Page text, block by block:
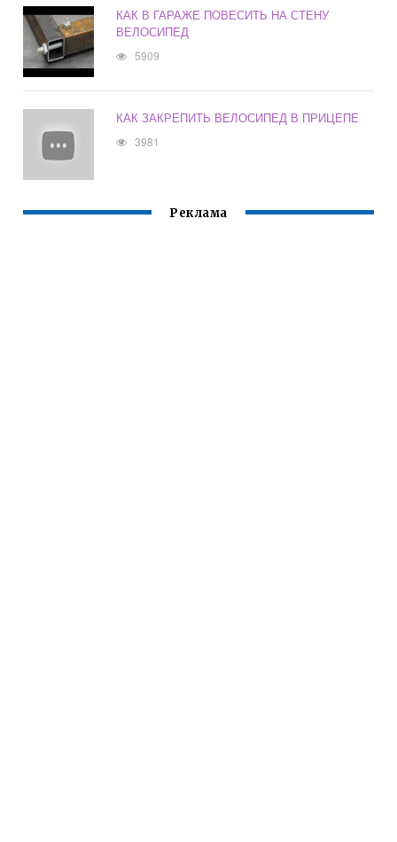
КАК В ГАРАЖЕ ПОВЕСИТЬ НА СТЕНУ
ВЕЛОСИПЕД
5909
КАК ЗАКРЕПИТЬ ВЕЛОСИПЕД В ПРИЦЕПЕ
3981
Реклама